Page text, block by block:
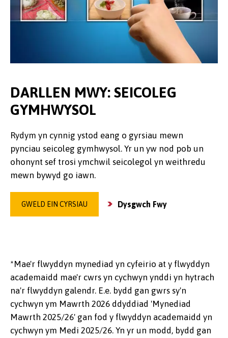
DARLLEN MWY: SEICOLEG
GYMHWYSOL
Rydym yn cynnig ystod eang o gyrsiau mewn
pynciau seicoleg gymhwysol. Yr un yw nod pob un
ohonynt sef trosi ymchwil seicolegol yn weithredu
mewn bywyd go iawn.
GWELD EIN CYRSIAU Dysgwch Fwy
*Mae'r flwyddyn mynediad yn cyfeirio at y flwyddyn
academaidd mae'r cwrs yn cychwyn ynddi yn hytrach
na'r flwyddyn galendr. E.e. bydd gan gwrs sy'n
cychwyn ym Mawrth 2026 ddyddiad 'Mynediad
Mawrth 2025/26' gan fod y flwyddyn academaidd yn
cychwyn ym Medi 2025/26. Yn yr un modd, bydd gan